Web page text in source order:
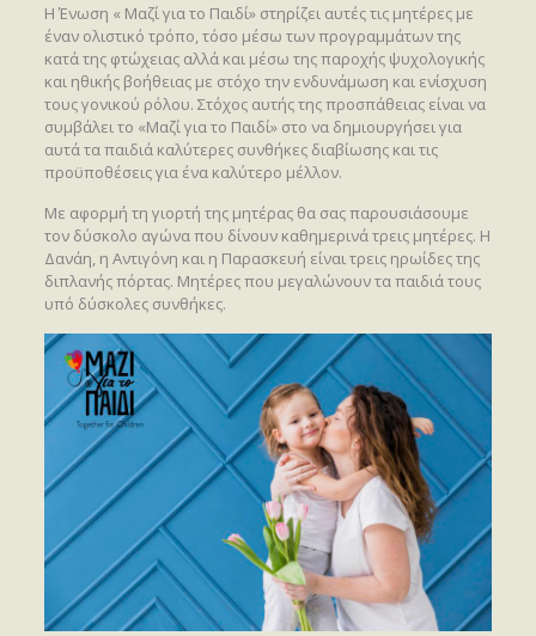
Η Ένωση « Μαζί για το Παιδί» στηρίζει αυτές τις μητέρες με
έναν ολιστικό τρόπο, τόσο μέσω των προγραμμάτων της
κατά της φτώχειας αλλά και μέσω της παροχής ψυχολογικής
και ηθικής βοήθειας με στόχο την ενδυνάμωση και ενίσχυση
τους γονικού ρόλου. Στόχος αυτής της προσπάθειας είναι να
συμβάλει το «Μαζί για το Παιδί» στο να δημιουργήσει για
αυτά τα παιδιά καλύτερες συνθήκες διαβίωσης και τις
προϋποθέσεις για ένα καλύτερο μέλλον.
Με αφορμή τη γιορτή της μητέρας θα σας παρουσιάσουμε
τον δύσκολο αγώνα που δίνουν καθημερινά τρεις μητέρες. Η
Δανάη, η Αντιγόνη και η Παρασκευή είναι τρεις ηρωίδες της
διπλανής πόρτας. Μητέρες που μεγαλώνουν τα παιδιά τους
υπό δύσκολες συνθήκες.